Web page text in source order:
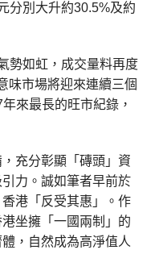
分別大升約30.5%及約
勢如虹，成交量料再度
味市場將迎來連續三個
來最長的旺市紀錄，
充分彰顯「磚頭」資
力。誠如筆者早前於
港「反受其惠」。作
坐擁「一國兩制」的
，自然成為高淨值人